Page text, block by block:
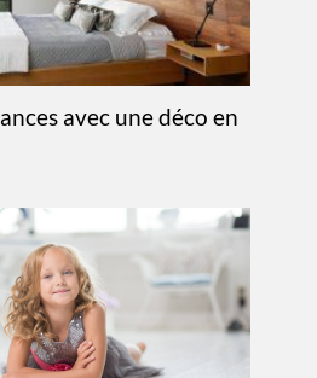
avec une déco en